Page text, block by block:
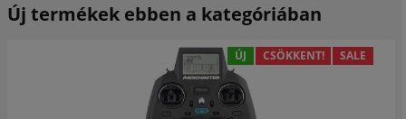
Új termékek ebben a kategóriában
ÚJ CSÖKKENT! SALE